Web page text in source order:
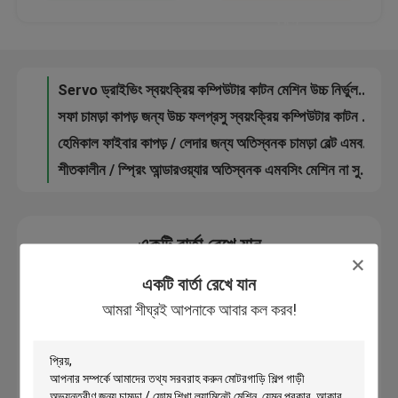
একটি বার্তা রেখে যান
আমরা শীঘ্রই আপনাকে আবার কল করব!
মান নিয়ন্ত্রণ
যোগাযোগ করুন
হাইড্রোলিক Die কাটন মেশিন
হাইড্রোলিক সুইং আর্ম কাটন মেশিন
Servo ড্রাইভিং স্বয়ংক্রিয় কম্পিউটার কাটন মেশিন উচ্চ নির্ভুলতা সিএনসি সিস্টেম
সফা চামড়া কাপড় জন্য উচ্চ ফলপ্রসু স্বয়ংক্রিয় কম্পিউটার কাটন মেশিন
হেমিকাল ফাইবার কাপড় / লেদার জন্য অতিস্বনক চামড়া বেল্ট এমবসিং মেশিন
শীতকালীন / স্প্রিং আন্ডারওয়্যার অতিস্বনক এমবসিং মেশিন না সুই - আই
একটি বার্তা রেখে যান